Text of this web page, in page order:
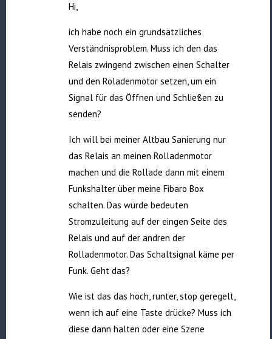
Hi,
ich habe noch ein grundsätzliches
Verständnisproblem. Muss ich den das
Relais zwingend zwischen einen Schalter
und den Roladenmotor setzen, um ein
Signal für das Öffnen und Schließen zu
senden?
Ich will bei meiner Altbau Sanierung nur
das Relais an meinen Rolladenmotor
machen und die Rollade dann mit einem
Funkshalter über meine Fibaro Box
schalten. Das würde bedeuten
Stromzuleitung auf der eingen Seite des
Relais und auf der andren der
Rolladenmotor. Das Schaltsignal käme per
Funk. Geht das?
Wie ist das das hoch, runter, stop geregelt,
wenn ich auf eine Taste drücke? Muss ich
diese dann halten oder eine Szene